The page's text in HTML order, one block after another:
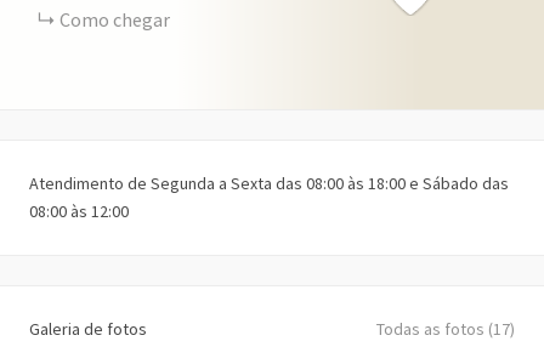
Como chegar
Atendimento de Segunda a Sexta das 08:00 às 18:00 e Sábado das
08:00 às 12:00
Galeria de fotos Todas as fotos (17)